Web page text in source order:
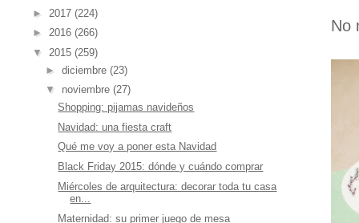
No
► 2017 (224)
► 2016 (266)
▼ 2015 (259)
► diciembre (23)
▼ noviembre (27)
Shopping: pijamas navideños
Navidad: una fiesta craft
Qué me voy a poner esta Navidad
Black Friday 2015: dónde y cuándo comprar
Miércoles de arquitectura: decorar toda tu casa
en...
Maternidad: su primer juego de mesa